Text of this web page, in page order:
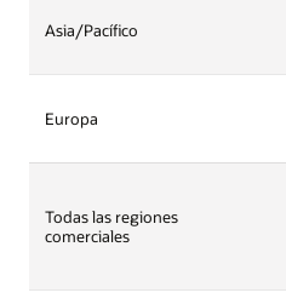
Asia/Pacífico
Europa
Todas las regiones
comerciales